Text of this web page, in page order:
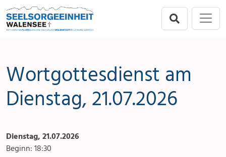
Direkt zur Hauptnavigation springen
Direkt zum Inhalt springen
Wortgottesdienst am
Dienstag, 21.07.2026
Dienstag, 21.07.2026
Beginn: 18:30
Menu
Berschis-Tscherlach
Mols-Murg-Quarten
Seelsorgeeinheit
Angebote & Sakramente
Kontakte
Aktuelles & Fotogalerie